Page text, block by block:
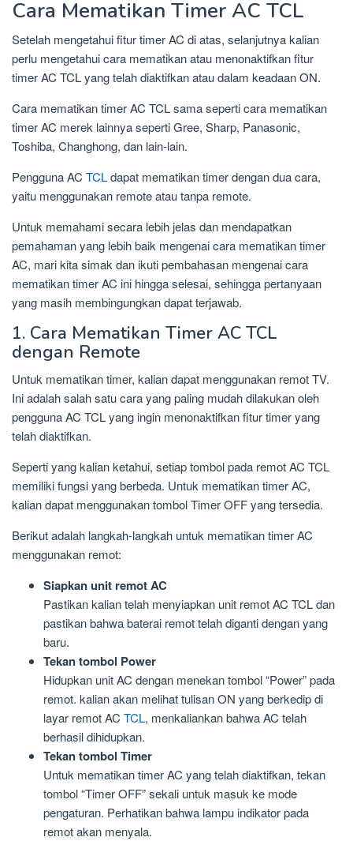
Cara Mematikan Timer AC TCL
Setelah mengetahui fitur timer AC di atas, selanjutnya kalian
perlu mengetahui cara mematikan atau menonaktifkan fitur
timer AC TCL yang telah diaktifkan atau dalam keadaan ON.
Cara mematikan timer AC TCL sama seperti cara mematikan
timer AC merek lainnya seperti Gree, Sharp, Panasonic,
Toshiba, Changhong, dan lain-lain.
Pengguna AC TCLdapat mematikan timer dengan dua cara,
yaitu menggunakan remote atau tanpa remote.
Untuk memahami secara lebih jelas dan mendapatkan
pemahaman yang lebih baik mengenai cara mematikan timer
AC, mari kita simak dan ikuti pembahasan mengenai cara
mematikan timer AC ini hingga selesai, sehingga pertanyaan
yang masih membingungkan dapat terjawab.
1. Cara Mematikan Timer AC TCL
dengan Remote
Untuk mematikan timer, kalian dapat menggunakan remot TV.
Ini adalah salah satu cara yang paling mudah dilakukan oleh
pengguna AC TCL yang ingin menonaktifkan fitur timer yang
telah diaktifkan.
Seperti yang kalian ketahui, setiap tombol pada remot AC TCL
memiliki fungsi yang berbeda. Untuk mematikan timer AC,
kalian dapat menggunakan tombol Timer OFF yang tersedia.
Berikut adalah langkah-langkah untuk mematikan timer AC
menggunakan remot:
Siapkan unit remot AC
Pastikan kalian telah menyiapkan unit remot AC TCL dan
pastikan bahwa baterai remot telah diganti dengan yang
baru.
Tekan tombol Power
Hidupkan unit AC dengan menekan tombol “Power” pada
remot. kalian akan melihat tulisan ON yang berkedip di
layar remot AC TCL, menkaliankan bahwa AC telah
berhasil dihidupkan.
Tekan tombol Timer
Untuk mematikan timer AC yang telah diaktifkan, tekan
tombol “Timer OFF” sekali untuk masuk ke mode
pengaturan. Perhatikan bahwa lampu indikator pada
remot akan menyala.